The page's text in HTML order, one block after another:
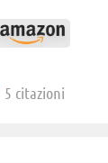
5 citazioni